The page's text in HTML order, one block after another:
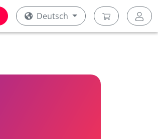
Deutsch